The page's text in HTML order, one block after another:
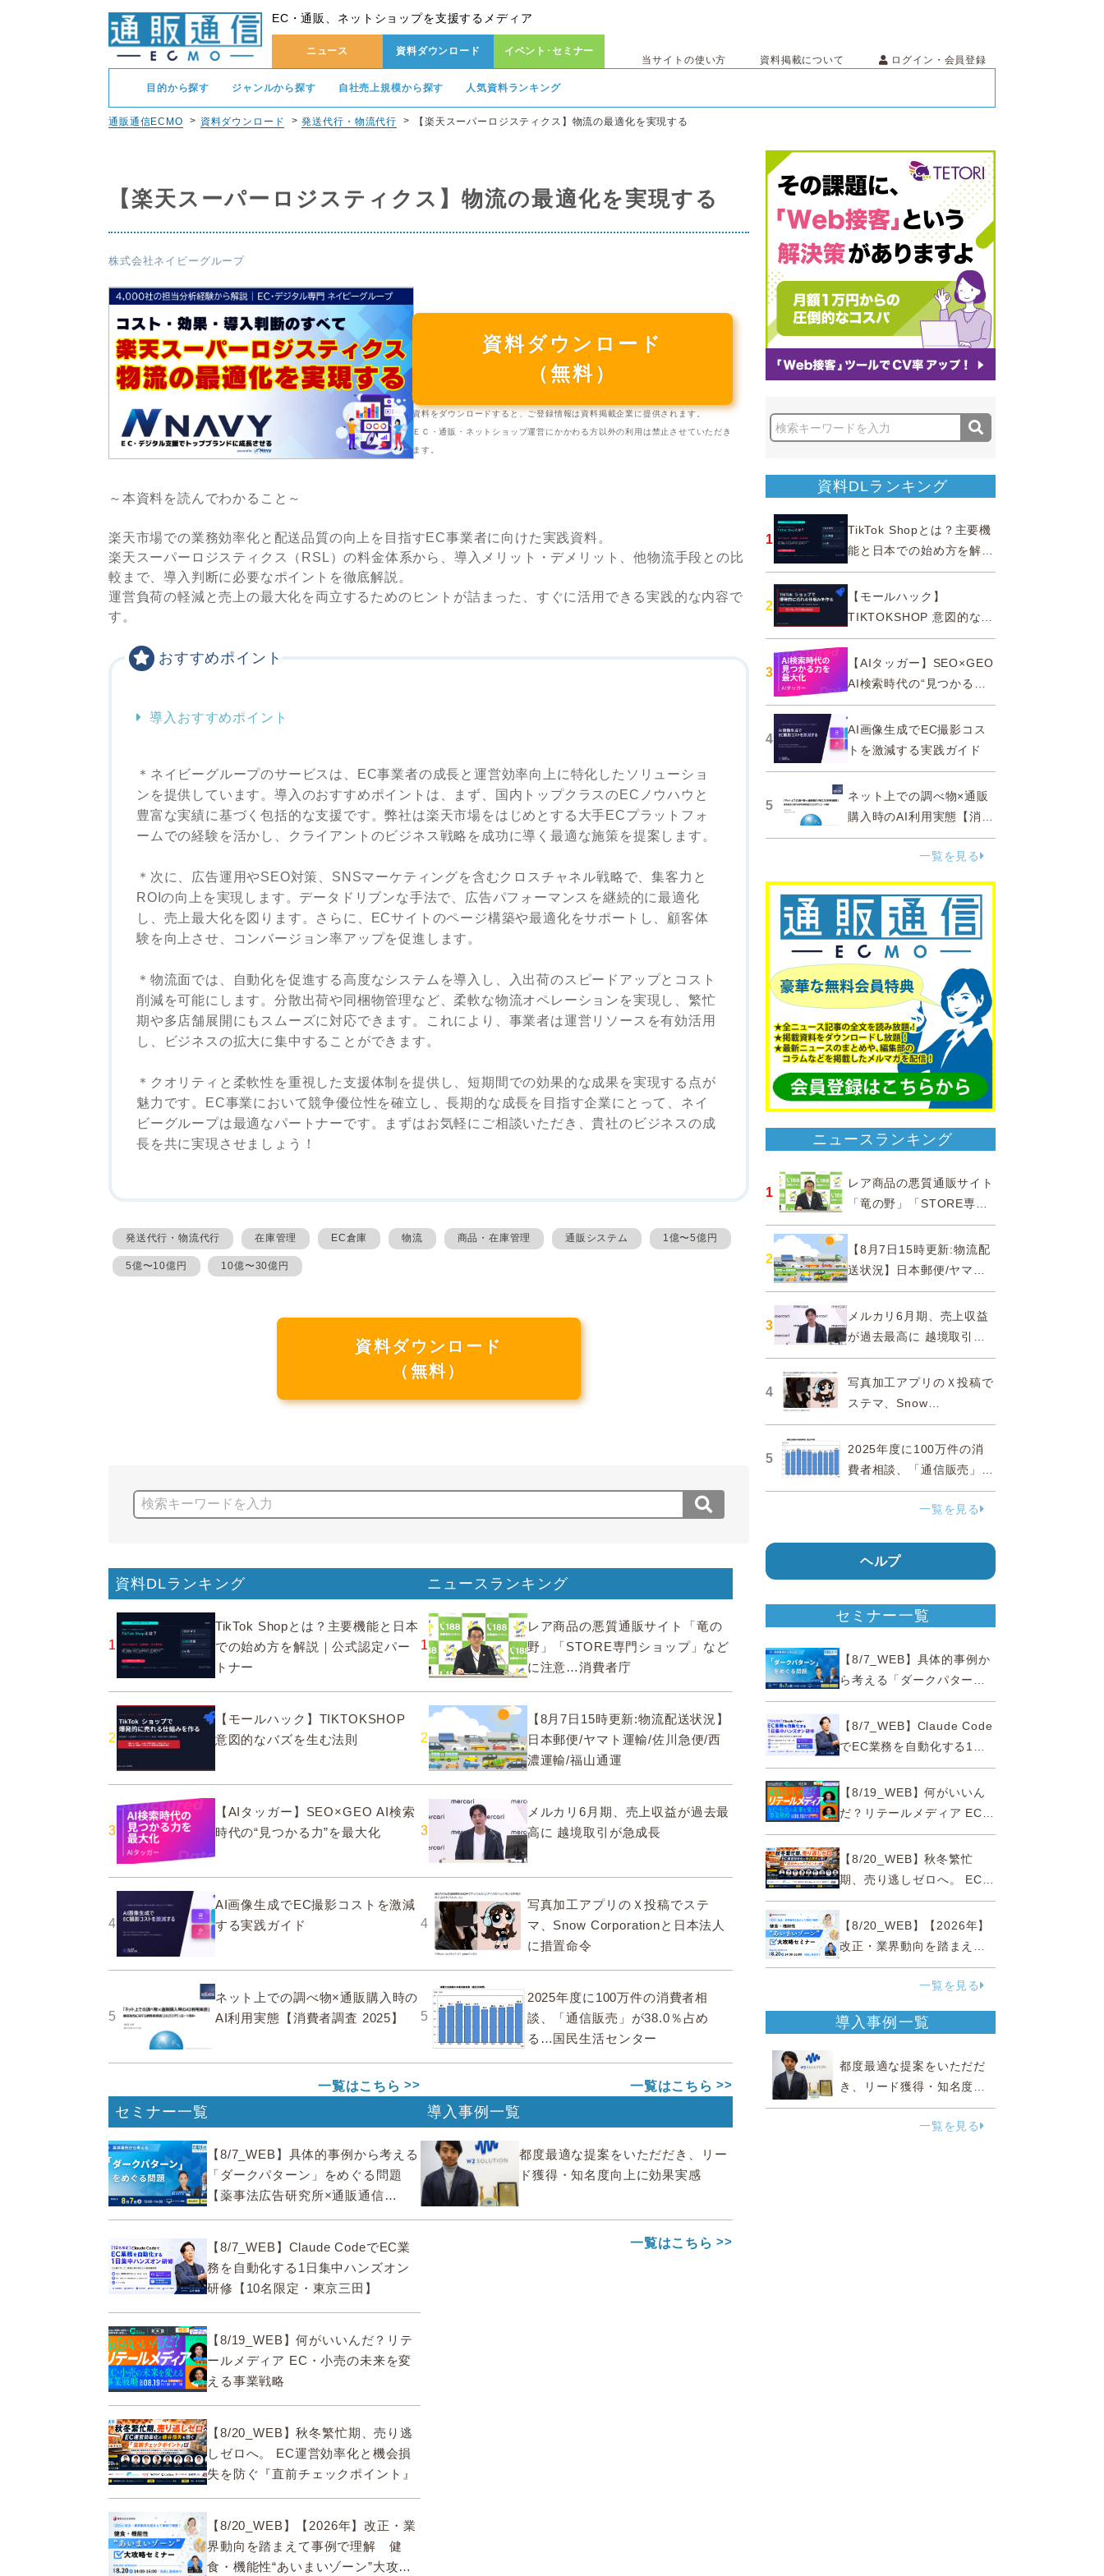
EC・通販、ネットショップを支援するメディア
ニュース 資料ダウンロード イベント･セミナー
当サイトの使い方 資料掲載について ログイン・会員登録
目的から探す ジャンルから探す 自社売上規模から探す 人気資料ランキング
通販通信ECMO 資料ダウンロード 発送代行・物流代行 【楽天スーパーロジスティクス】物流の最適化を実現する
【楽天スーパーロジスティクス】物流の最適化を実現する
株式会社ネイビーグループ
資料ダウンロード
（無料）
資料をダウンロードすると、ご登録情報は資料掲載企業に提供されます。
ＥＣ・通販・ネットショップ運営にかかわる方以外の利用は禁止させていただき
ます。
～本資料を読んでわかること～
楽天市場での業務効率化と配送品質の向上を目指すEC事業者に向けた実践資料。
楽天スーパーロジスティクス（RSL）の料金体系から、導入メリット・デメリット、他物流手段との比
較まで、導入判断に必要なポイントを徹底解説。
運営負荷の軽減と売上の最大化を両立するためのヒントが詰まった、すぐに活用できる実践的な内容で
す。
おすすめポイント
導入おすすめポイント
＊ネイビーグループのサービスは、EC事業者の成長と運営効率向上に特化したソリューショ
ンを提供しています。導入のおすすめポイントは、まず、国内トップクラスのECノウハウと
豊富な実績に基づく包括的な支援です。弊社は楽天市場をはじめとする大手ECプラットフォ
ームでの経験を活かし、クライアントのビジネス戦略を成功に導く最適な施策を提案します。
＊次に、広告運用やSEO対策、SNSマーケティングを含むクロスチャネル戦略で、集客力と
ROIの向上を実現します。データドリブンな手法で、広告パフォーマンスを継続的に最適化
し、売上最大化を図ります。さらに、ECサイトのページ構築や最適化をサポートし、顧客体
験を向上させ、コンバージョン率アップを促進します。
＊物流面では、自動化を促進する高度なシステムを導入し、入出荷のスピードアップとコスト
削減を可能にします。分散出荷や同梱物管理など、柔軟な物流オペレーションを実現し、繁忙
期や多店舗展開にもスムーズに対応できます。これにより、事業者は運営リソースを有効活用
し、ビジネスの拡大に集中することができます。
＊クオリティと柔軟性を重視した支援体制を提供し、短期間での効果的な成果を実現する点が
魅力です。EC事業において競争優位性を確立し、長期的な成長を目指す企業にとって、ネイ
ビーグループは最適なパートナーです。まずはお気軽にご相談いただき、貴社のビジネスの成
長を共に実現させましょう！
発送代行・物流代行 在庫管理 EC倉庫 物流 商品・在庫管理 通販システム 1億〜5億円
5億〜10億円 10億〜30億円
資料ダウンロード
（無料）
資料DLランキング
1
TikTok Shopとは？主要機能と日本
での始め方を解説｜公式認定パー
トナー
2
【モールハック】TIKTOKSHOP
意図的なバズを生む法則
3
【AIタッガー】SEO×GEO AI検索
時代の“見つかる力”を最大化
4
AI画像生成でEC撮影コストを激減
する実践ガイド
5
ネット上での調べ物×通販購入時の
AI利用実態【消費者調査 2025】
一覧はこちら
ニュースランキング
1
レア商品の悪質通販サイト「竜の
野」「STORE専門ショップ」など
に注意…消費者庁
2
【8月7日15時更新:物流配送状況】
日本郵便/ヤマト運輸/佐川急便/西
濃運輸/福山通運
3
メルカリ6月期、売上収益が過去最
高に 越境取引が急成長
4
写真加工アプリのＸ投稿でステ
マ、Snow Corporationと日本法人
に措置命令
5
2025年度に100万件の消費者相
談、「通信販売」が38.0％占め
る…国民生活センター
一覧はこちら
セミナー一覧
【8/7_WEB】具体的事例から考える
「ダークパターン」をめぐる問題
【薬事法広告研究所×通販通信
【8/7_WEB】Claude CodeでEC業
務を自動化する1日集中ハンズオン
研修【10名限定・東京三田】
【8/19_WEB】何がいいんだ？リテ
ールメディア EC・小売の未来を変
える事業戦略
【8/20_WEB】秋冬繁忙期、売り逃
しゼロへ。 EC運営効率化と機会損
失を防ぐ『直前チェックポイント』
【8/20_WEB】【2026年】改正・業
界動向を踏まえて事例で理解 健
食・機能性“あいまいゾーン”大攻略
導入事例一覧
都度最適な提案をいただだき、リー
ド獲得・知名度向上に効果実感
一覧はこちら
資料DLランキング
1
TikTok Shopとは？主要機
能と日本での始め方を解説
｜公式認定パートナー
2
【モールハック】
TIKTOKSHOP 意図的なバ
ズを生む法則
3
【AIタッガー】SEO×GEO
AI検索時代の“見つかる
力”を最大化
4
AI画像生成でEC撮影コス
トを激減する実践ガイド
5
ネット上での調べ物×通販
購入時のAI利用実態【消費
者調査 2025】
一覧を見る
ニュースランキング
1
レア商品の悪質通販サイト
「竜の野」「STORE専門
ショップ」などに注意…消
費者庁
2
【8月7日15時更新:物流配
送状況】日本郵便/ヤマト
運輸/佐川急便/西濃運輸/福
山通運
3
メルカリ6月期、売上収益
が過去最高に 越境取引が
急成長
4
写真加工アプリのＸ投稿で
ステマ、Snow
Corporationと日本法人に
措置命令
5
2025年度に100万件の消
費者相談、「通信販売」が
38.0％占める…国民生活セ
一覧を見る
ヘルプ
セミナー一覧
【8/7_WEB】具体的事例か
ら考える「ダークパター
ン」をめぐる問題【薬事法
広告研究所×通販通信
ECMO】
【8/7_WEB】Claude Code
でEC業務を自動化する1日
集中ハンズオン研修【10名
限定・東京三田】
【8/19_WEB】何がいいん
だ？リテールメディア EC・
小売の未来を変える事業戦
略【8/20_WEB】秋冬繁忙
期、売り逃しゼロへ。 EC運
営効率化と機会損失を防ぐ
『直前チェックポイント』
【8/20_WEB】【2026年】
改正・業界動向を踏まえて
事例で理解 健食・機能
性“あいまいゾーン”大攻略セ
一覧を見る
導入事例一覧
都度最適な提案をいただだ
き、リード獲得・知名度向
上に効果実感
一覧を見る